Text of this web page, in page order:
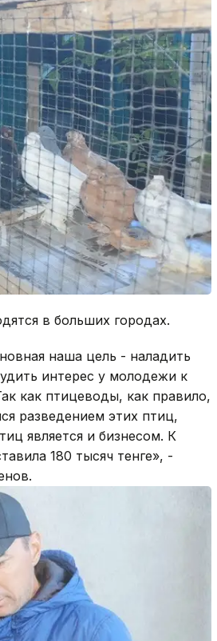
в больших городах.
наша цель - наладить
интерес у молодежи к
как птицеводы, как правило,
разведением этих птиц,
является и бизнесом. К
180 тысяч тенге», -